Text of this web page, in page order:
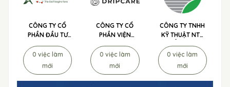
CÔNG TY CỔ
PHẦN ĐẦU TƯ
AMAKI
QUANTUM
TUYỂN DỤNG
0 việc làm
mới
CÔNG TY CỔ
PHẦN VIỆN
CHỐNG LÃO
HÓA TẾ BÀO
DRIPCARE
TUYỂN DỤNG
0 việc làm
mới
CÔNG TY TNHH
KỸ THUẬT NTS
TUYỂN DỤNG
0 việc làm
mới